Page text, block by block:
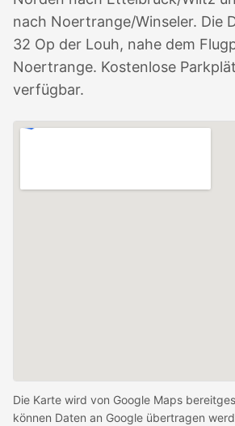
nach Noertrange/Winseler. Die
32 Op der Louh, nahe dem
Noertrange. Kostenlose
verfügbar.
Die Karte wird von Google Maps
können Daten an Google übertragen